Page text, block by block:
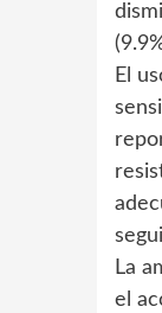
El
La
el